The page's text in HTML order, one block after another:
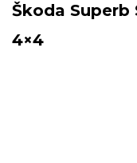
Škoda Superb
4×4